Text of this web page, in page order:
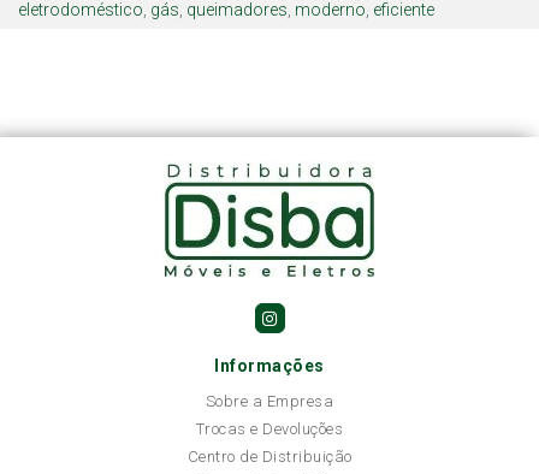
eletrodoméstico gás queimadores moderno eficiente
Informações
Sobre a Empresa
Trocas e Devoluções
Centro de Distribuição